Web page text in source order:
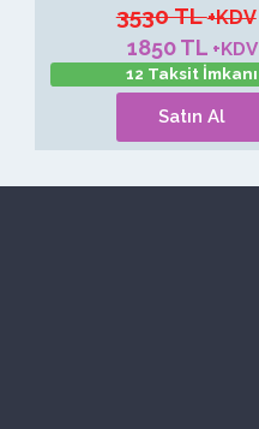
3530 TL+KDV
1850 TL +KDV
12 Taksit İmkanı
Satın Al